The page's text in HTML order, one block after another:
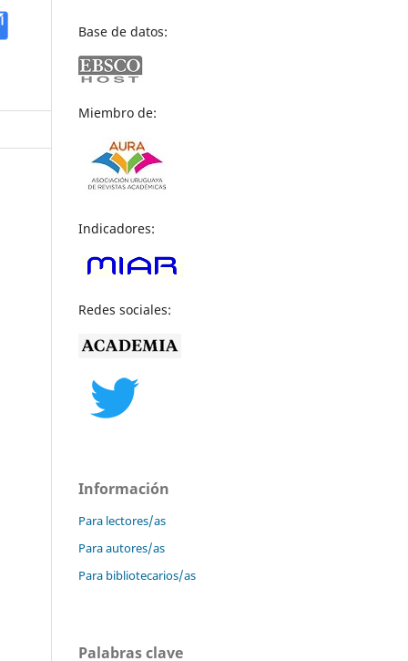
Base de datos:
Miembro de:
Indicadores:
Redes sociales:
Información
Para lectores/as
Para autores/as
Para bibliotecarios/as
Palabras clave